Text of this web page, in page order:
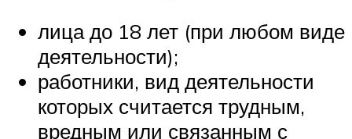
лица до 18 лет (при любом виде
деятельности);
работники, вид деятельности
которых считается трудным,
вредным или связанным с